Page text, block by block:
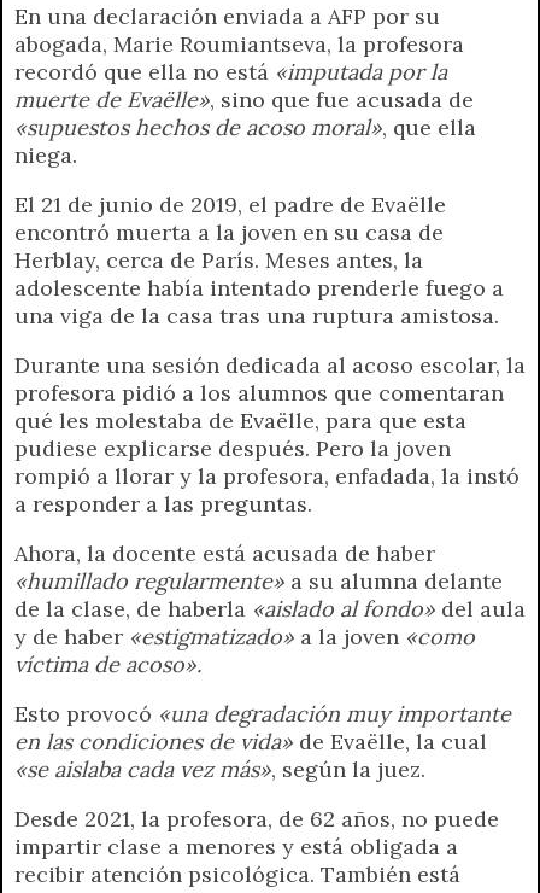
En una declaración enviada a AFP por su
abogada, Marie Roumiantseva, la profesora
recordó que ella no está «imputada por la
muerte de Evaëlle», sino que fue acusada de
«supuestos hechos de acoso moral», que ella
niega.
El 21 de junio de 2019, el padre de Evaëlle
encontró muerta a la joven en su casa de
Herblay, cerca de París. Meses antes, la
adolescente había intentado prenderle fuego a
una viga de la casa tras una ruptura amistosa.
Durante una sesión dedicada al acoso escolar, la
profesora pidió a los alumnos que comentaran
qué les molestaba de Evaëlle, para que esta
pudiese explicarse después. Pero la joven
rompió a llorar y la profesora, enfadada, la instó
a responder a las preguntas.
Ahora, la docente está acusada de haber
«humillado regularmente» a su alumna delante
de la clase, de haberla «aislado al fondo» del aula
y de haber «estigmatizado» a la joven «como
víctima de acoso».
Esto provocó «una degradación muy importante
en las condiciones de vida» de Evaëlle, la cual
«se aislaba cada vez más», según la juez.
Desde 2021, la profesora, de 62 años, no puede
impartir clase a menores y está obligada a
recibir atención psicológica. También está